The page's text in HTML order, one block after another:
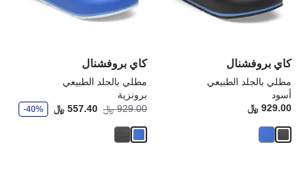
كاي بروفشنال
مطلي بالجلد الطبيعي
أسود
Price:
929.00 ﷼
تحديث
صورة
كاي بروفشنال
مطلي بالجلد الطبيعي
برونزية
929.00 ﷼ 557.40 ﷼
و
ف -40%